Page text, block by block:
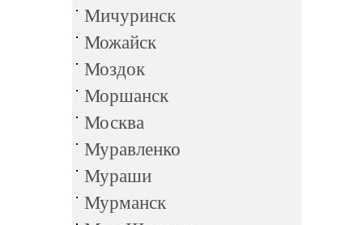
Мичуринск
Можайск
Моздок
Моршанск
Москва
Муравленко
Мураши
Мурманск